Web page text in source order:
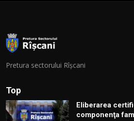
Pretura sectorului Rîșcani
Top
Eliberarea
componenţa